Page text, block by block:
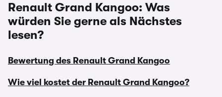
Renault Grand Kangoo: Was
würden Sie gerne als Nächstes
lesen?
Bewertung des Renault Grand Kangoo
Wie viel kostet der Renault Grand Kangoo?